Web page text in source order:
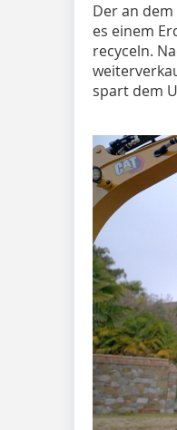
Der an
es einem
recyceln.
spart dem